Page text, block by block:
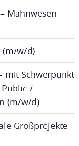
Mahnwesen
(m/w/d)
mit Schwerpunkt
Public /
(m/w/d)
Großprojekte